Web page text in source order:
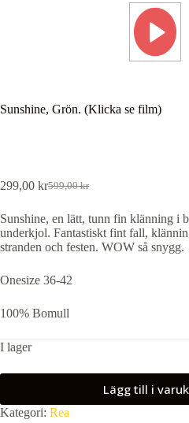
Sunshine, Grön. (Klicka se film)
599,00kr
Det
priset
var:
599,00 kr.
299,00 krDet
priset
är:
299,00 kr.
Sunshine, en lätt, tunn fin klänning i
underkjol. Fantastiskt fint fall,
stranden och festen. WOW så snygg.
Onesize 36-42
100% Bomull
I lager
Lägg till i
Kategori: Rea